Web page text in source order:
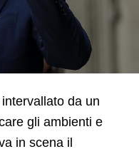
da un
gli ambienti e
in scena il